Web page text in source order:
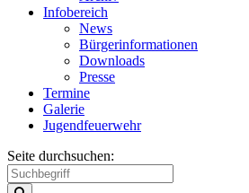
Infobereich
News
Bürgerinformationen
Downloads
Presse
Termine
Galerie
Jugendfeuerwehr
Seite durchsuchen: